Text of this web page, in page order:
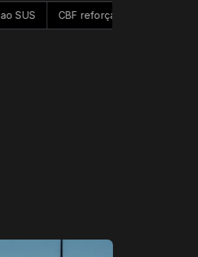
CBF reforça paralisação das